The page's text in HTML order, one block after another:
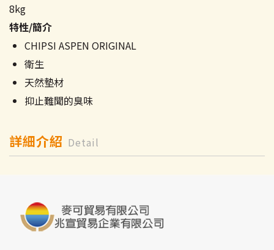
8kg
特性/簡介
CHIPSI ASPEN ORIGINAL
衛生
天然墊材
抑止難聞的臭味
詳細介紹 Detail